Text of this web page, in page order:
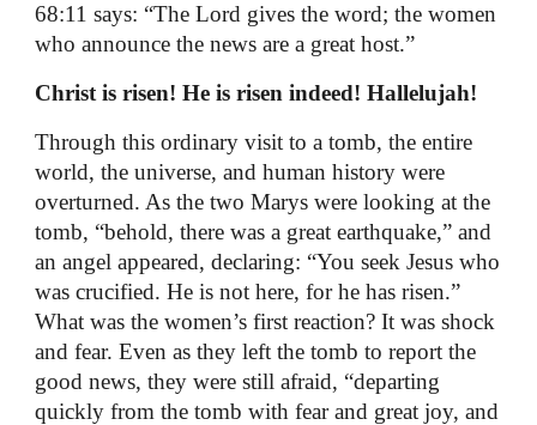
68:11 says: “The Lord gives the word; the women
who announce the news are a great host.”
Christ is risen! He is risen indeed! Hallelujah!
Through this ordinary visit to a tomb, the entire
world, the universe, and human history were
overturned. As the two Marys were looking at the
tomb, “behold, there was a great earthquake,” and
an angel appeared, declaring: “You seek Jesus who
was crucified. He is not here, for he has risen.”
What was the women’s first reaction? It was shock
and fear. Even as they left the tomb to report the
good news, they were still afraid, “departing
quickly from the tomb with fear and great joy, and